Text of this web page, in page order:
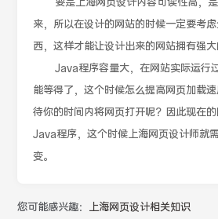
来，所以在设计的网站的时候一定要考
西，这样才能让设计出来的网站拥有强大
Java程序容量大，在网站实际运行
能等得了，这个时候怎么提高网页加载
待你的时间内将网页打开呢？因此现在
Java程序，这个时候上海网页设计师就
变。
您可能感兴趣： 上海网页设计相关知识